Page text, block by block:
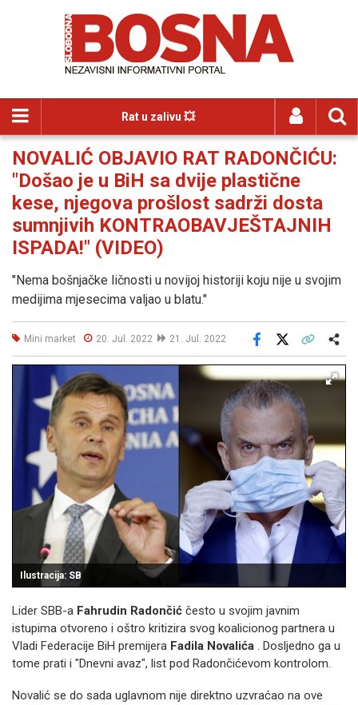
Rat u zalivu 💥
NOVALIĆ OBJAVIO RAT RADONČIĆU:
"Došao je u BiH sa dvije plastične
kese, njegova prošlost sadrži dosta
sumnjivih KONTRAOBAVJEŠTAJNIH
ISPADA!" (VIDEO)
"Nema bošnjačke ličnosti u novijoj historiji koju nije u svojim
medijima mjesecima valjao u blatu."
Mini market 20. Jul. 2022 21. Jul. 2022
Facebook
Ilustracija: SB
Lider SBB-a Fahrudin Radončić često u svojim javnim
istupima otvoreno i oštro kritizira svog koalicionog partnera u
Vladi Federacije BiH premijera Fadila Novalića . Dosljedno ga u
tome prati i "Dnevni avaz", list pod Radončićevom kontrolom.
Novalić se do sada uglavnom nije direktno uzvraćao na ove